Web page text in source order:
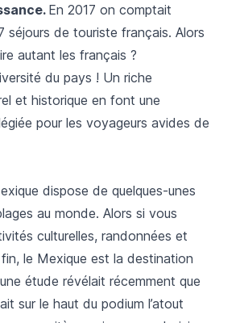
En 2017 on comptait
séjours de touriste français. Alors
autant les français ?
du pays ! Un riche
et historique en font une
pour les voyageurs avides de
dispose de quelques-unes
au monde. Alors si vous
culturelles, randonnées et
le Mexique est la destination
étude révélait récemment que
sur le haut du podium l’atout